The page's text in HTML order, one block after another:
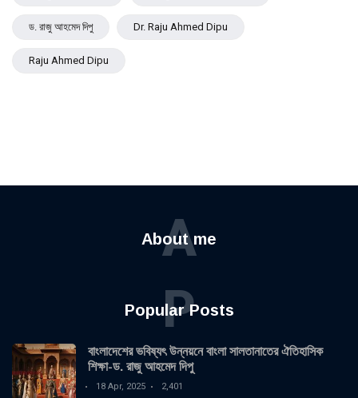
ড. রাজু আহমেদ দিপু Dr. Raju Ahmed Dipu
Raju Ahmed Dipu
About me
A
Popular Posts
P
বাংলাদেশের ভবিষ্যৎ উন্নয়নে বাংলা সালতানাতের ঐতিহাসিক
শিক্ষা-ড. রাজু আহমেদ দিপু
18 Apr, 2025 2,401